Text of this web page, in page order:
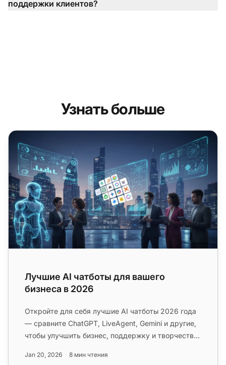
поддержки клиентов?
Узнать больше
Лучшие AI чатботы для вашего бизнеса в 2026
Лучшие AI чатботы для вашего
бизнеса в 2026
Откройте для себя лучшие AI чатботы 2026 года
— сравните ChatGPT, LiveAgent, Gemini и другие,
чтобы улучшить бизнес, поддержку и творчество!
Jan 20, 2026 8 мин чтения